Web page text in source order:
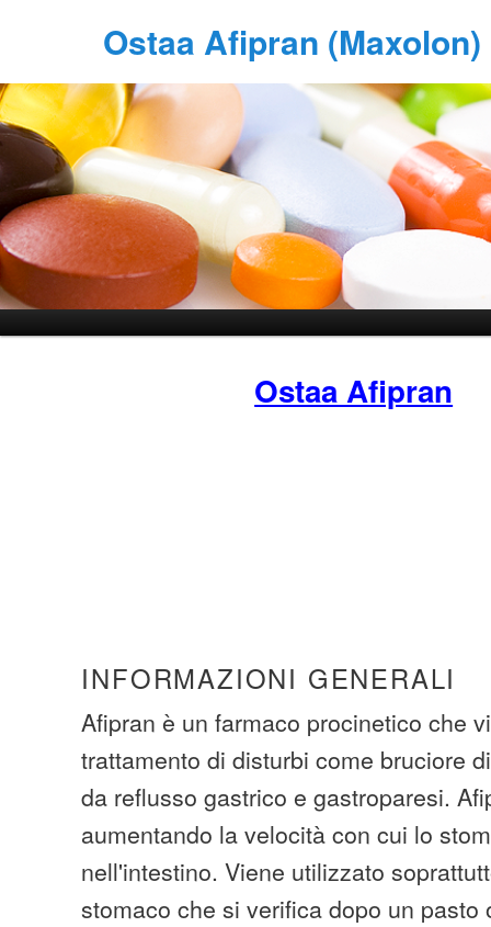
Ostaa Afipran
Ostaa Afipran
INFORMAZIONI GENERALI
Afipran è un farmaco procinetico che
trattamento di disturbi come bruciore
da reflusso gastrico e gastroparesi.
aumentando la velocità con cui lo
nell'intestino. Viene utilizzato
stomaco che si verifica dopo un pasto